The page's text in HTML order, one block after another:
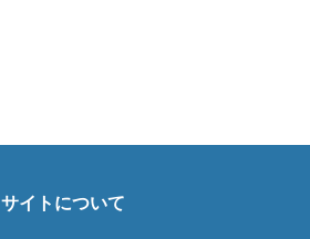
サイトについて